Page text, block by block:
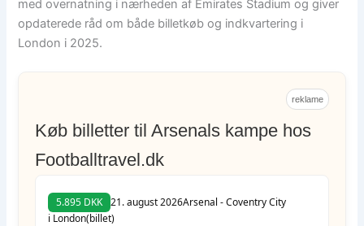
med overnatning i nærheden af Emirates Stadium og giver
opdaterede råd om både billetkøb og indkvartering i
London i 2025.
reklame
Køb billetter til Arsenals kampe hos
Footballtravel.dk
5.895 DKK 21. august 2026Arsenal - Coventry City
i London(billet)